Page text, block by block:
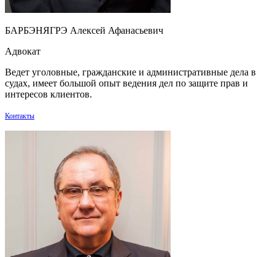
БАРБЭНЯГРЭ Алексей Афанасьевич
Адвокат
Ведет уголовные, гражданские и административные дела в
судах, имеет большой опыт ведения дел по защите прав и
интересов клиентов.
Контакты